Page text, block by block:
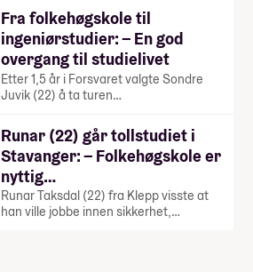
Fra folkehøgskole til
ingeniørstudier: – En god
overgang til studielivet
Etter 1,5 år i Forsvaret valgte Sondre
Juvik (22) å ta turen…
Runar (22) går tollstudiet i
Stavanger: – Folkehøgskole er
nyttig…
Runar Taksdal (22) fra Klepp visste at
han ville jobbe innen sikkerhet,…